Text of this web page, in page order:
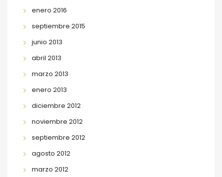
enero 2016
septiembre 2015
junio 2013
abril 2013
marzo 2013
enero 2013
diciembre 2012
noviembre 2012
septiembre 2012
agosto 2012
marzo 2012